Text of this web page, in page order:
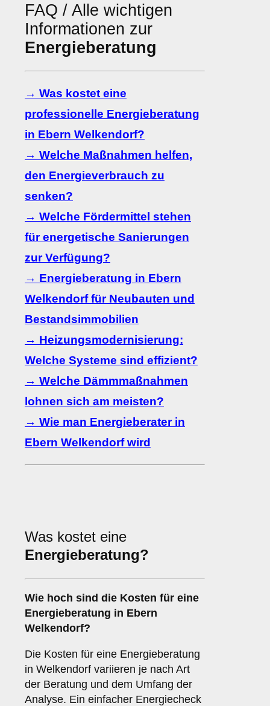
FAQ / Alle wichtigen
Informationen zur
Energieberatung
→ Was kostet eine
professionelle Energieberatung
in Ebern Welkendorf?
→ Welche Maßnahmen helfen,
den Energieverbrauch zu
senken?
→ Welche Fördermittel stehen
für energetische Sanierungen
zur Verfügung?
→ Energieberatung in Ebern
Welkendorf für Neubauten und
Bestandsimmobilien
→ Heizungsmodernisierung:
Welche Systeme sind effizient?
→ Welche Dämmmaßnahmen
lohnen sich am meisten?
→ Wie man Energieberater in
Ebern Welkendorf wird
Was kostet eine
Energieberatung?
Wie hoch sind die Kosten für eine
Energieberatung in Ebern
Welkendorf?
Die Kosten für eine Energieberatung
in Welkendorf variieren je nach Art
der Beratung und dem Umfang der
Analyse. Ein einfacher Energiecheck